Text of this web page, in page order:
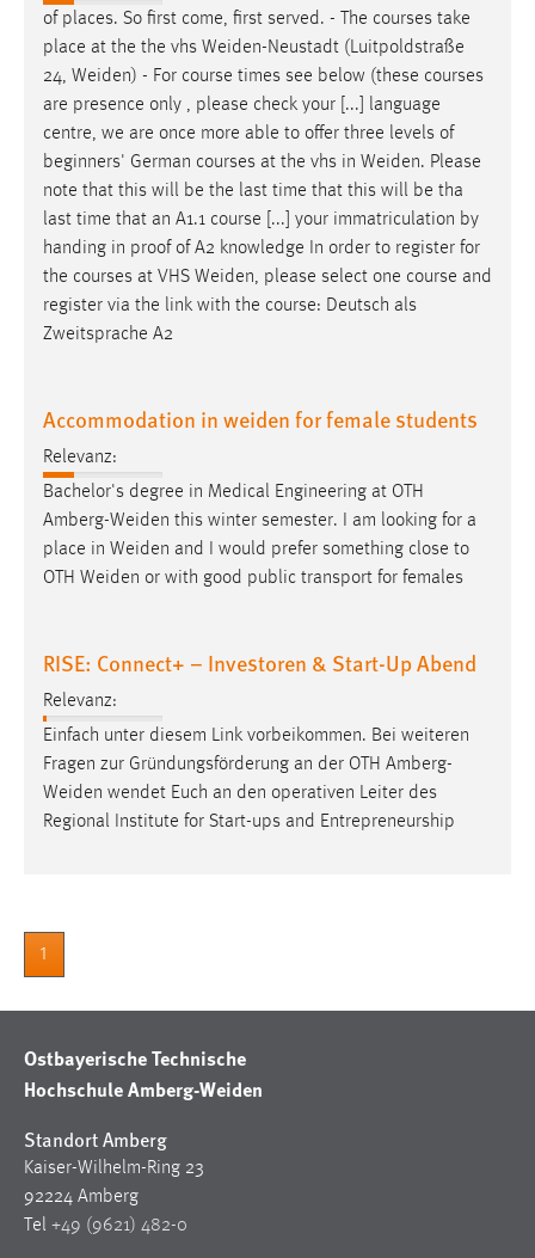
of places. So first come, first served. - The courses take
place at the the vhs Weiden-Neustadt (Luitpoldstraße
24, Weiden) - For course times see below (these courses
are presence only , please check your [...] language
centre, we are once more able to offer three levels of
beginners' German courses at the vhs in Weiden. Please
note that this will be the last time that this will be tha
last time that an A1.1 course [...] your immatriculation by
handing in proof of A2 knowledge In order to register for
the courses at VHS Weiden, please select one course and
register via the link with the course: Deutsch als
Zweitsprache A2
Accommodation in weiden for female students
Relevanz:
Bachelor's degree in Medical Engineering at OTH
Amberg-Weiden this winter semester. I am looking for a
place in Weiden and I would prefer something close to
OTH Weiden or with good public transport for females
RISE: Connect+ – Investoren & Start-Up Abend
Relevanz:
Einfach unter diesem Link vorbeikommen. Bei weiteren
Fragen zur Gründungsförderung an der OTH Amberg-
Weiden wendet Euch an den operativen Leiter des
Regional Institute for Start-ups and Entrepreneurship
1
Ostbayerische Technische
Hochschule Amberg-Weiden
Standort Amberg
Kaiser-Wilhelm-Ring 23
92224 Amberg
Tel +49 (9621) 482-0
Login
Name:
fe_user, be_user, be_lastLoginProvider
Zweck:
Dieser Cookie ist notwendig um sich an der Website
einloggen zu können.
Cookie Laufzeit:
24 Stunden
Statistik Cookies erfassen Informationen anonym.
Diese Informationen helfen uns zu verstehen, wie
unsere Besucher unsere Website nutzen.
Matomo
Name:
Zweck:
Cookie Laufzeit:
Max. 13 Monate
Name:
Anbieter:
Google Ireland Limited
Zweck: